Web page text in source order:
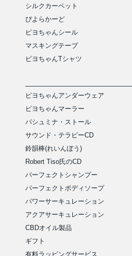
シルクカーペット
ぴよらかーど
ピヨちゃんシール
マスキングテープ
ピヨちゃんTシャツ
ピヨちゃんアンダーウェア
ピヨちゃんマーラー
パシュミナ・ストール
サウンド・テラピーCD
鈴韻棒(れいんぼう)
Robert Tiso氏のCD
パーフェクトシャンプー
パーフェクトボディソープ
パワーサーキュレーション
アクアサーキュレーション
CBDオイル製品
ギフト
有料ラッピングサービス